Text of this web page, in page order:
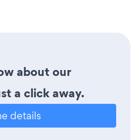
about our
a click away.
details